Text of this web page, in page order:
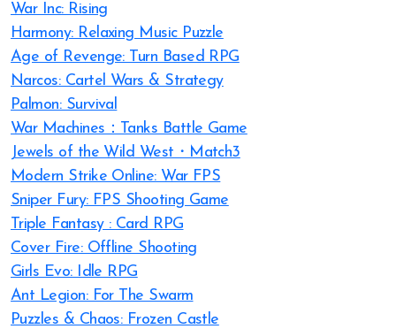
War Inc: Rising
Harmony: Relaxing Music Puzzle
Age of Revenge: Turn Based RPG
Narcos: Cartel Wars & Strategy
Palmon: Survival
War Machines：Tanks Battle Game
Jewels of the Wild West・Match3
Modern Strike Online: War FPS
Sniper Fury: FPS Shooting Game
Triple Fantasy : Card RPG
Cover Fire: Offline Shooting
Girls Evo: Idle RPG
Ant Legion: For The Swarm
Puzzles & Chaos: Frozen Castle